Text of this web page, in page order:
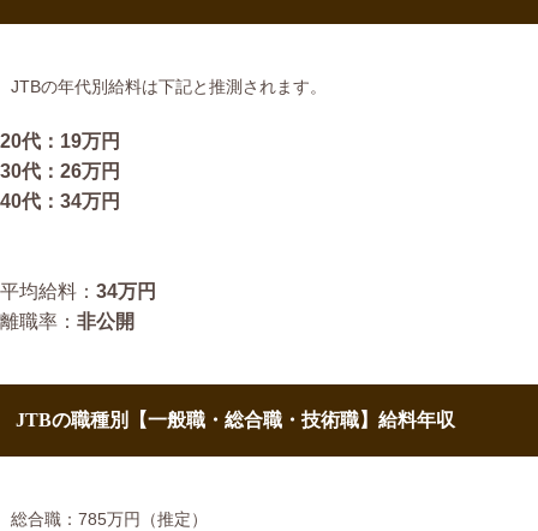
JTBの年代別給料は下記と推測されます。
20代：19万円
30代：26万円
40代：34万円
平均給料： 34万円
離職率： 非公開
JTBの職種別【一般職・総合職・技術職】給料年収
総合職：785万円（推定）